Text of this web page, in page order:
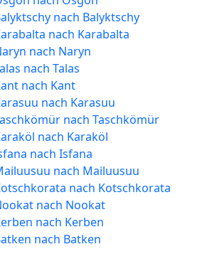
nach Balyktschy
nach Karabalta
nach Naryn
nach Talas
nach Kant
nach Karasuu
nach Taschkömür
nach Karaköl
nach Isfana
nach Mailuusuu
nach Kotschkorata
nach Nookat
nach Kerben
nach Batken